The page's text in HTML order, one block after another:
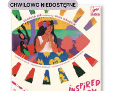
CHWILOWO NIEDOSTĘPNE